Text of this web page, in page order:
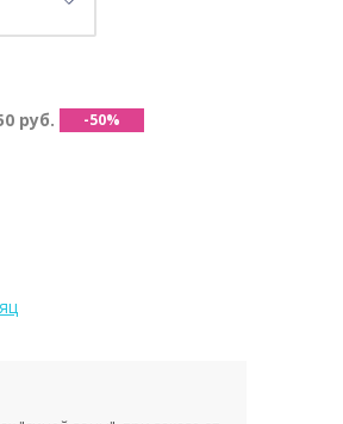
руб. -50%